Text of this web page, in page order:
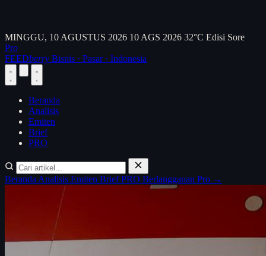
MINGGU, 10 AGUSTUS 2026 10 AGS 2026 32°C Edisi Sore
Pro
FEEDberry Bisnis · Pasar · Indonesia
Beranda
Analisis
Emiten
Brief
PRO
Beranda Analisis Emiten BriefPRO Berlangganan Pro →